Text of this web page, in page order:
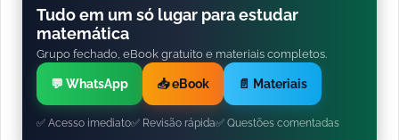
Tudo em um só lugar para estudar
matemática
Grupo fechado, eBook gratuito e materiais completos.
💬 WhatsApp 📥 eBook 📄 Materiais
✅ Acesso imediato✅ Revisão rápida✅ Questões comentadas